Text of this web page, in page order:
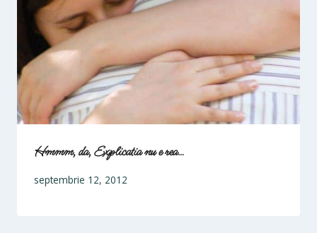
Hmmm, da, Explicatia nu e rea…
septembrie 12, 2012